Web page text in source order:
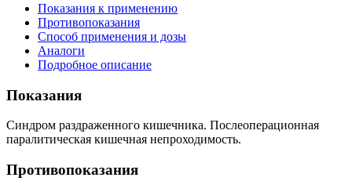
Показания к применению
Противопоказания
Способ применения и дозы
Аналоги
Подробное описание
Показания
Синдром раздраженного кишечника. Послеоперационная
паралитическая кишечная непроходимость.
Противопоказания